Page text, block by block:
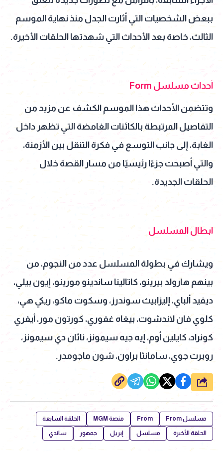
ببعض الشخصيات التي أثارت الجدل منذ نهاية الموسم
الثالث، خاصة بعد الأحداث التي شهدتها الحلقات الأخيرة.
أحداث مسلسل Form
وتتضمن الأحداث هذا الموسم الكشف عن مزيد من
التفاصيل المرتبطة بالكائنات الغامضة التي تظهر داخل
الغابة، إلى جانب التوسع في فكرة التنقل بين الأزمنة،
والتي أصبحت جزءًا رئيسيًا من مسار القصة خلال
الحلقات الجديدة.
ابطال المسلسل
ويشارك في بطولة المسلسل عدد من النجوم، من
بينهم هارولد بيرينو، كاتالينا ساندينو مورينو، إيون بيلي،
ديفيد ألباي، إليزابيث سوندرز، وسكوت ماكو، ريكي هي،
كلوي فان لاندشوت، بيغاه غفوري، كورتون مور، أيفري
كونراد، كايلين أوم، إيه جيه سيمونز، ناثان دي سيمونز،
روبرت جوي، سامانثا براون، شون ماجومدر.
شارك
مسلسل From From منصة MGM الحلقة السابعة
الحلقة الأخيرة مسلسل إبريل جمهور ساندي